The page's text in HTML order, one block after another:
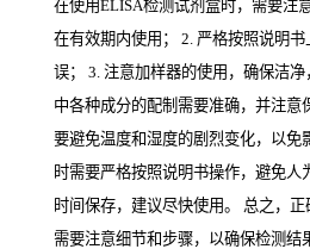
在使用ELISA检测试剂盒时，需要注
在有效期内使用； 2. 严格按照说明
误； 3. 注意加样器的使用，确保洁
中各种成分的配制需要准确，并注意
要避免温度和湿度的剧烈变化，以免
时需要严格按照说明书操作，避免人
时间保存，建议尽快使用。 总之，
需要注意细节和步骤，以确保检测结